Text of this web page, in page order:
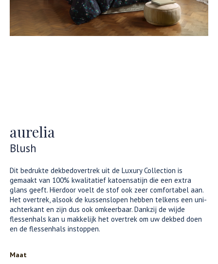
aurelia
Blush
Dit bedrukte dekbedovertrek uit de Luxury Collection is
gemaakt van 100% kwalitatief katoensatijn die een extra
glans geeft. Hierdoor voelt de stof ook zeer comfortabel aan.
Het overtrek, alsook de kussenslopen hebben telkens een uni-
achterkant en zijn dus ook omkeerbaar. Dankzij de wijde
flessenhals kan u makkelijk het overtrek om uw dekbed doen
en de flessenhals instoppen.
Maat